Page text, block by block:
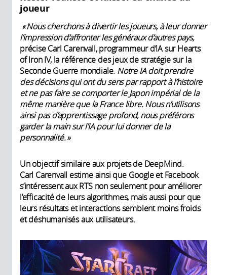
joueur
« Nous cherchons à divertir les joueurs, à leur donner
l’impression d’affronter les généraux d’autres pays,
précise Carl Carenvall, programmeur d’IA sur Hearts
of Iron IV, la référence des jeux de stratégie sur la
Seconde Guerre mondiale. Notre IA doit prendre
des décisions qui ont du sens par rapport à l’histoire
et ne pas faire se comporter le Japon impérial de la
même manière que la France libre. Nous n’utilisons
ainsi pas d’apprentissage profond, nous préférons
garder la main sur l’IA pour lui donner de la
personnalité.»
Un objectif similaire aux projets de DeepMind.
Carl Carenvall estime ainsi que Google et Facebook
s’intéressent aux RTS non seulement pour améliorer
l’efficacité de leurs algorithmes, mais aussi pour que
leurs résultats et interactions semblent moins froids
et déshumanisés aux utilisateurs.